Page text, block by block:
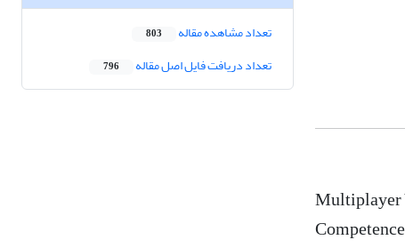
Multiplayer
Competence
تعداد مشاهده مقاله 803
تعداد دریافت فایل اصل مقاله 796